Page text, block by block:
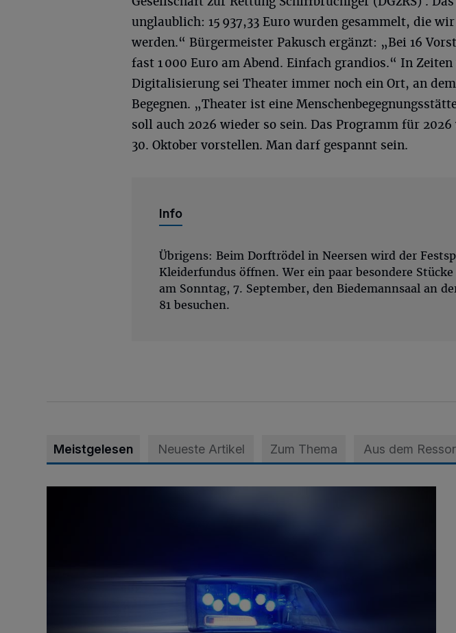
unglaublich: 15 937,33 Euro wurden gesammelt, die
werden.“ Bürgermeister Pakusch ergänzt: „Bei 16
fast 1 000 Euro am Abend. Einfach grandios.“ In
Digitalisierung sei Theater immer noch ein Ort, an
Begegnen. „Theater ist eine
soll auch 2026 wieder so sein. Das Programm für
30. Oktober vorstellen. Man darf gespannt sein.
Info
Übrigens: Beim Dorftrödel in Neersen wird der
Kleiderfundus öffnen. Wer ein paar besondere
am Sonntag, 7. September, den Biedemannsaal an
81 besuchen.
Meistgelesen Neueste Artikel Zum Thema Aus dem